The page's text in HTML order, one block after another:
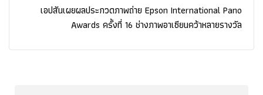
เอปสันเผยผลประกวดภาพถ่าย Epson International Pano
Awards ครั้งที่ 16 ช่างภาพอาเซียนคว้าหลายรางวัล